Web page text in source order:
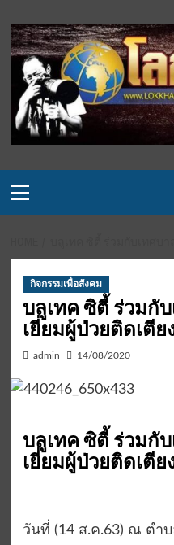
to
content
Menu
กิจกรรมเพื่อสังคม
บลูเทค ซิตี้ ร่วมกั
เยี่ยมผู้ป่วยติดเตีย
admin 14/08/2020
บลูเทค ซิตี้ ร่วมกั
เยี่ยมผู้ป่วยติดเตีย
วันที่ (14 ส.ค.63) ณ ตำ